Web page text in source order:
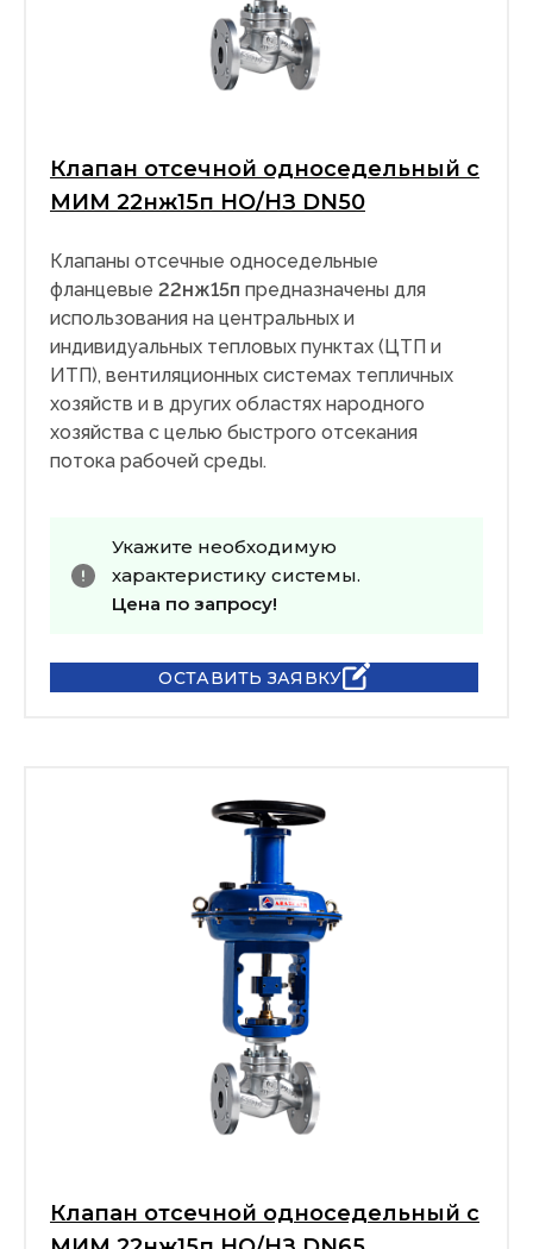
Клапан отсечной односедельный с
МИМ 22нж15п НО/НЗ DN50
Клапаны отсечные односедельные
фланцевые 22нж15п предназначены для
использования на центральных и
индивидуальных тепловых пунктах (ЦТП и
ИТП), вентиляционных системах тепличных
хозяйств и в других областях народного
хозяйства с целью быстрого отсекания
потока рабочей среды.
Укажите необходимую
характеристику системы.
Цена по запросу!
ОСТАВИТЬ ЗАЯВКУ
Клапан отсечной односедельный с